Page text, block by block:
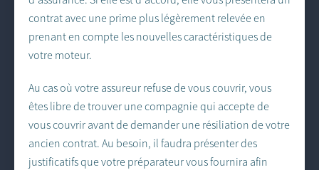
contrat avec une prime plus légèrement relevée en
prenant en compte les nouvelles caractéristiques de
votre moteur.
Au cas où votre assureur refuse de vous couvrir, vous
êtes libre de trouver une compagnie qui accepte de
vous couvrir avant de demander une résiliation de votre
ancien contrat. Au besoin, il faudra présenter des
justificatifs que votre préparateur vous fournira afin